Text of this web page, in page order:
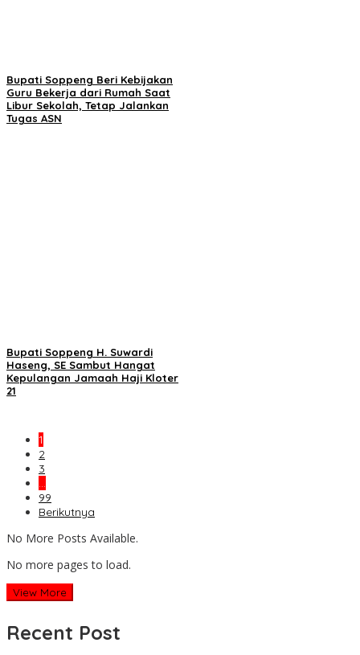
Bupati Soppeng Beri Kebijakan
Guru Bekerja dari Rumah Saat
Libur Sekolah, Tetap Jalankan
Tugas ASN
Bupati Soppeng H. Suwardi
Haseng, SE Sambut Hangat
Kepulangan Jamaah Haji Kloter
21
1
2
3
…
99
Berikutnya
No More Posts Available.
No more pages to load.
View More
Recent Post